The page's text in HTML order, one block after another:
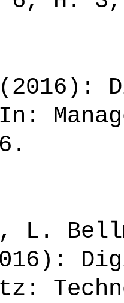
L.